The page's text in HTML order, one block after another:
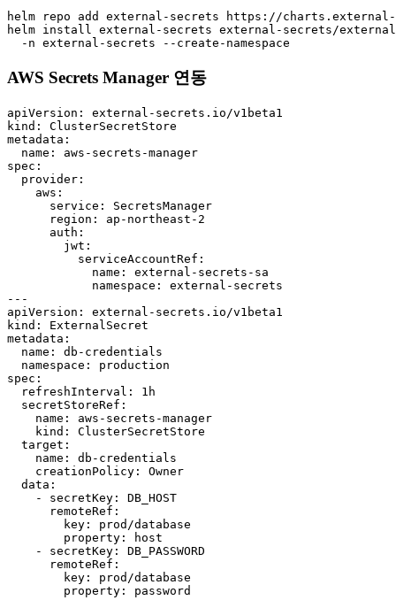
helm repo add external-secrets https://
helm install external-secrets external-secrets/
  -n external-secrets --create-namespace
AWS Secrets Manager 연동
apiVersion: external-secrets.io/v1beta1
kind: ClusterSecretStore
metadata:
  name: aws-secrets-manager
spec:
  provider:
    aws:
      service: SecretsManager
      region: ap-northeast-2
      auth:
        jwt:
          serviceAccountRef:
            name: external-secrets-sa
            namespace: external-secrets
---
apiVersion: external-secrets.io/v1beta1
kind: ExternalSecret
metadata:
  name: db-credentials
  namespace: production
spec:
  refreshInterval: 1h
  secretStoreRef:
    name: aws-secrets-manager
    kind: ClusterSecretStore
  target:
    name: db-credentials
    creationPolicy: Owner
  data:
    - secretKey: DB_HOST
      remoteRef:
        key: prod/database
        property: host
    - secretKey: DB_PASSWORD
      remoteRef:
        key: prod/database
        property: password